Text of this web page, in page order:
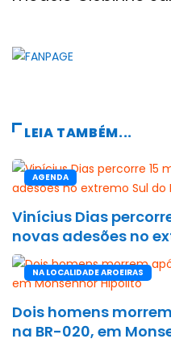
LEIA TAMBÉM...
AGENDA
Vinícius Dias
novas adesões no
NA LOCALIDADE AROEIRAS
Dois homens
na BR-020, em